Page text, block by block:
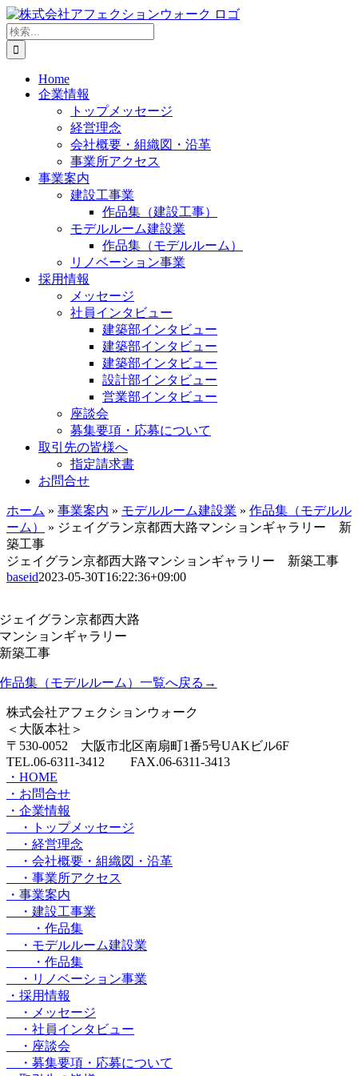
Skip
to
content
検
索
…
Home
企業情報
トップメッセージ
経営理念
会社概要・組織図・沿革
事業所アクセス
事業案内
建設工事業
作品集（建設工事）
モデルルーム建設業
作品集（モデルルーム）
リノベーション事業
採用情報
メッセージ
社員インタビュー
建築部インタビュー
建築部インタビュー
建築部インタビュー
設計部インタビュー
営業部インタビュー
座談会
募集要項・応募について
取引先の皆様へ
指定請求書
お問合せ
ホーム » 事業案内 » モデルルーム建設業 » 作品集（モデルル
ーム）
» ジェイグラン京都西大路マンションギャラリー 新
築工事
ジェイグラン京都西大路マンションギャラリー 新築工事
baseid2023-05-30T16:22:36+09:00
ジェイグラン京都西大路
マンションギャラリー
新築工事
作品集（モデルルーム）一覧へ戻る→
株式会社アフェクションウォーク
＜大阪本社＞
〒530-0052 大阪市北区南扇町1番5号UAKビル6F
TEL.06-6311-3412 FAX.06-6311-3413
・HOME
・お問合せ
・企業情報
・トップメッセージ
・経営理念
・会社概要・組織図・沿革
・事業所アクセス
・事業案内
・建設工事業
・作品集
・モデルルーム建設業
・作品集
・リノベーション事業
・採用情報
・メッセージ
・社員インタビュー
・座談会
・募集要項・応募について